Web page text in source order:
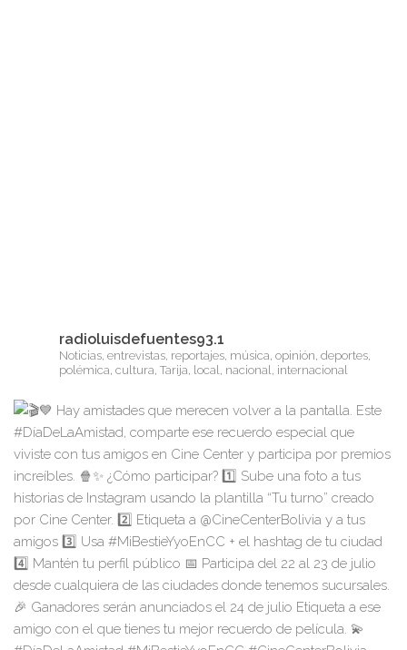
radioluisdefuentes93.1
Noticias, entrevistas, reportajes, música, opinión, deportes,
polémica, cultura, Tarija, local, nacional, internacional